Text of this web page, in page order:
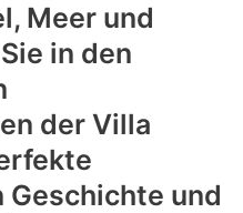
Meer und
in den
der Villa
und